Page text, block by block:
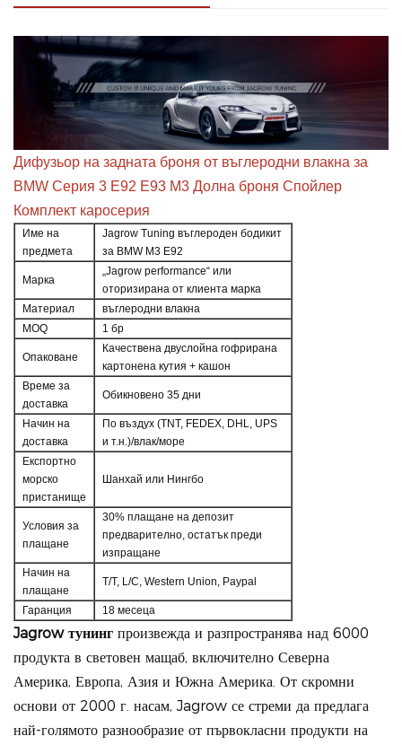
Дифузьор на задната броня от въглеродни влакна за
BMW Серия 3 E92 E93 M3 Долна броня Спойлер
Комплект каросерия
Име на
предмета
Jagrow Tuning въглероден бодикит
за BMW M3 E92
Марка
„Jagrow performance“ или
оторизирана от клиента марка
Материал
въглеродни влакна
MOQ
1 бр
Опаковане
Качествена двуслойна гофрирана
картонена кутия + кашон
Време за
доставка
Обикновено 35 дни
Начин на
доставка
По въздух (TNT, FEDEX, DHL, UPS
и т.н.)/влак/море
Експортно
морско
пристанище
Шанхай или Нингбо
Условия за
плащане
30% плащане на депозит
предварително, остатък преди
изпращане
Начин на
плащане
T/T, L/C, Western Union, Paypal
Гаранция 18 месеца
Jagrow тунинг произвежда и разпространява над 6000
продукта в световен мащаб, включително Северна
Америка, Европа, Азия и Южна Америка. От скромни
основи от 2000 г. насам, Jagrow се стреми да предлага
най-голямото разнообразие от първокласни продукти на